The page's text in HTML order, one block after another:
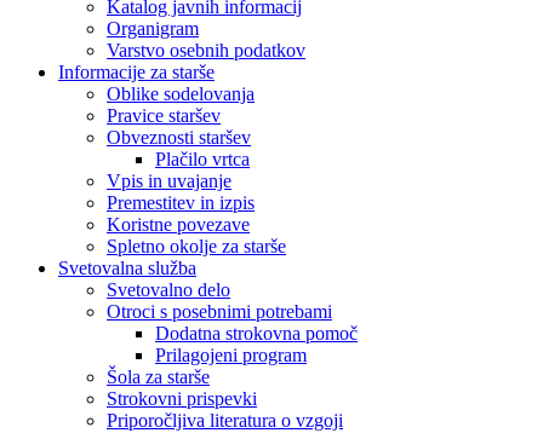
Katalog javnih informacij
Organigram
Varstvo osebnih podatkov
Informacije za starše
Oblike sodelovanja
Pravice staršev
Obveznosti staršev
Plačilo vrtca
Vpis in uvajanje
Premestitev in izpis
Koristne povezave
Spletno okolje za starše
Svetovalna služba
Svetovalno delo
Otroci s posebnimi potrebami
Dodatna strokovna pomoč
Prilagojeni program
Šola za starše
Strokovni prispevki
Priporočljiva literatura o vzgoji